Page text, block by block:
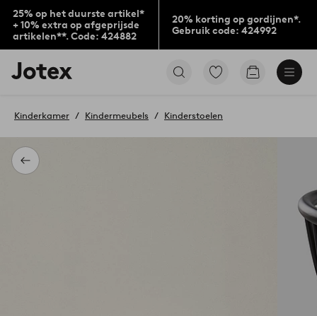
25% op het duurste artikel*
+ 10% extra op afgeprijsde
artikelen**. Code: 424882
20% korting op gordijnen*.
Gebruik code: 424992
Jotex
logo
to
home
page
Ga
gemarkeerde
Go
Terug
Kinderkamer Kindermeubels Kinderstoelen